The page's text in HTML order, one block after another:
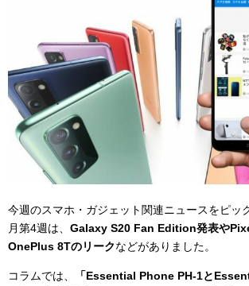
今週のスマホ・ガジェット関連ニュースをピッ
月第4週は、 Galaxy S20 Fan Edition発表や
OnePlus 8Tのリークなどがありました。
コラムでは、
「Essential Phone PH-1と